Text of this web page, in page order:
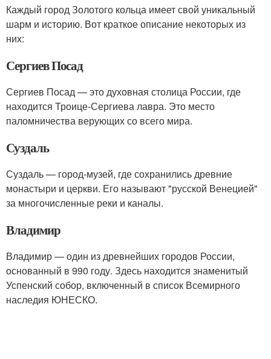
Каждый город Золотого кольца имеет свой уникальный
шарм и историю. Вот краткое описание некоторых из
них:
Сергиев Посад
Сергиев Посад — это духовная столица России, где
находится Троице-Сергиева лавра. Это место
паломничества верующих со всего мира.
Суздаль
Суздаль — город-музей, где сохранились древние
монастыри и церкви. Его называют "русской Венецией"
за многочисленные реки и каналы.
Владимир
Владимир — один из древнейших городов России,
основанный в 990 году. Здесь находится знаменитый
Успенский собор, включенный в список Всемирного
наследия ЮНЕСКО.